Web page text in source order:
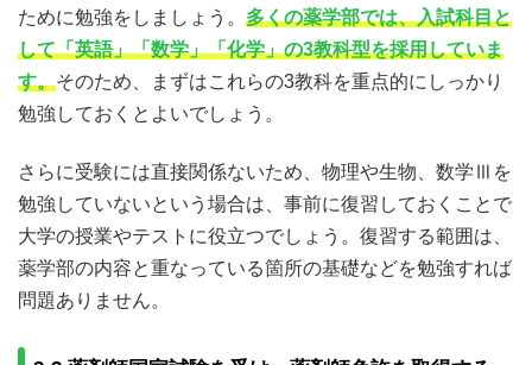
ために勉強をしましょう。 多くの薬学部では、入試科目と
して「英語」「数学」「化学」の3教科型を採用していま
す。そのため、まずはこれらの3教科を重点的にしっかり
勉強しておくとよいでしょう。
さらに受験には直接関係ないため、物理や生物、数学Ⅲを
勉強していないという場合は、事前に復習しておくことで
大学の授業やテストに役立つでしょう。復習する範囲は、
薬学部の内容と重なっている箇所の基礎などを勉強すれば
問題ありません。